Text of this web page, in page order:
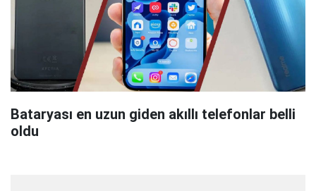
Bataryası en uzun giden akıllı telefonlar belli
oldu